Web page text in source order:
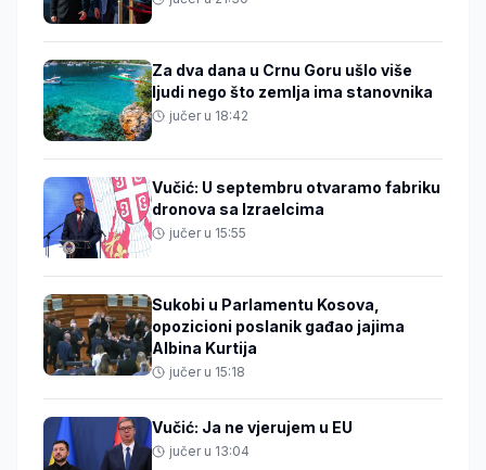
Za dva dana u Crnu Goru ušlo više
ljudi nego što zemlja ima stanovnika
jučer u 18:42
Vučić: U septembru otvaramo fabriku
dronova sa Izraelcima
jučer u 15:55
Sukobi u Parlamentu Kosova,
opozicioni poslanik gađao jajima
Albina Kurtija
jučer u 15:18
Vučić: Ja ne vjerujem u EU
jučer u 13:04